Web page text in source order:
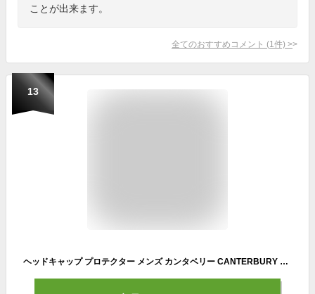
ことが出来ます。
全てのおすすめコメント (1 件) >
13
ヘッドキャップ プロテクター メンズ カンタベリー CANTERBURY チーム ヘッドギア ラグビー 部活 トレーニング セール AA02168